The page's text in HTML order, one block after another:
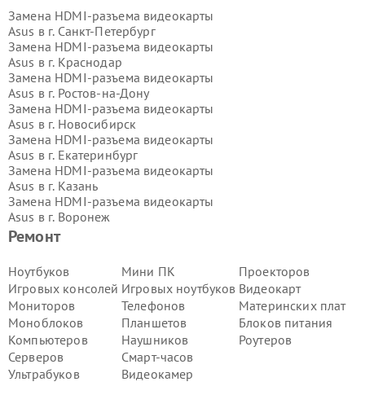
Ремонт
Ноутбуков
Игровых консолей
Мониторов
Моноблоков
Компьютеров
Серверов
Ультрабуков
Мини ПК
Игровых ноутбуков
Телефонов
Планшетов
Наушников
Смарт-часов
Видеокамер
Проекторов
Видеокарт
Материнских плат
Блоков питания
Роутеров
Замена HDMI-разъема видеокарты
Asus в г. Санкт-Петербург
Замена HDMI-разъема видеокарты
Asus в г. Краснодар
Замена HDMI-разъема видеокарты
Asus в г. Ростов-на-Дону
Замена HDMI-разъема видеокарты
Asus в г. Новосибирск
Замена HDMI-разъема видеокарты
Asus в г. Екатеринбург
Замена HDMI-разъема видеокарты
Asus в г. Казань
Замена HDMI-разъема видеокарты
Asus в г. Воронеж
Замена HDMI-разъема видеокарты
Замена HDMI-разъема видеокарты
Asus в г.Самара
Замена HDMI-разъема видеокарты
Asus в г.Пермь
Замена HDMI-разъема видеокарты
Asus в г.Красноярск
Замена HDMI-разъема видеокарты
Asus в г.Ижевск